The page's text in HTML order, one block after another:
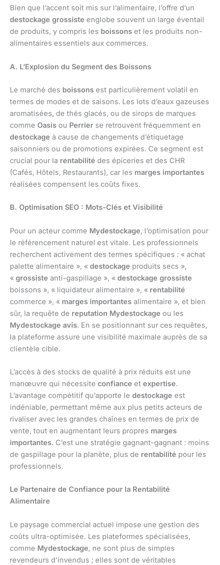
Bien que l’accent soit mis sur l’alimentaire, l’offre d’un
destockage grossiste englobe souvent un large éventail
de produits, y compris les boissons et les produits non-
alimentaires essentiels aux commerces.
A. L’Explosion du Segment des Boissons
Le marché des boissons est particulièrement volatil en
termes de modes et de saisons. Les lots d’eaux gazeuses
aromatisées, de thés glacés, ou de sirops de marques
comme Oasis ou Perrier se retrouvent fréquemment en
destockage à cause de changements d’étiquetage
saisonniers ou de promotions expirées. Ce segment est
crucial pour la rentabilité des épiceries et des CHR
(Cafés, Hôtels, Restaurants), car les marges importantes
réalisées compensent les coûts fixes.
B. Optimisation SEO : Mots-Clés et Visibilité
Pour un acteur comme Mydestockage, l’optimisation pour
le référencement naturel est vitale. Les professionnels
recherchent activement des termes spécifiques : « achat
palette alimentaire », « destockage produits secs »,
« grossiste anti-gaspillage », « destockage grossiste
boissons », « liquidateur alimentaire », « rentabilité
commerce », « marges importantes alimentaire », et bien
sûr, la requête de reputation Mydestockage ou les
Mydestockage avis. En se positionnant sur ces requêtes,
la plateforme assure une visibilité maximale auprès de sa
clientèle cible.
L’accès à des stocks de qualité à prix réduits est une
manœuvre qui nécessite confiance et expertise.
L’avantage compétitif qu’apporte le destockage est
indéniable, permettant même aux plus petits acteurs de
rivaliser avec les grandes chaînes en termes de prix de
vente, tout en augmentant leurs propres marges
importantes. C’est une stratégie gagnant-gagnant : moins
de gaspillage pour la planète, plus de rentabilité pour les
professionnels.
Le Partenaire de Confiance pour la Rentabilité
Alimentaire
Le paysage commercial actuel impose une gestion des
coûts ultra-optimisée. Les plateformes spécialisées,
comme Mydestockage, ne sont plus de simples
revendeurs d’invendus ; elles sont de véritables